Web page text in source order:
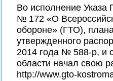
Во исполнение Указа
№ 172 «О
обороне» (ГТО),
утвержденного
2014 года № 588-р, и
области начал свою
http://www.gto-